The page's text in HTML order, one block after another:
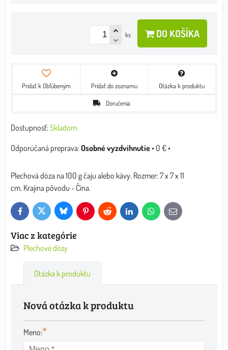
ks DO KOŠÍKA
Pridať k Obľúbeným Pridať do zoznamu Otázka k produktu
Doručenia
Dostupnosť:Skladom
Osobné vyzdvihnutie• 0 €•
Plechová dóza na 100 g čaju alebo kávy. Rozmer: 7 x 7 x 11
cm. Krajina pôvodu - Čína.
FacebookTwitter Bluesky PinterestReddit LinkedInWhatsApp
E-
mail
Viac z kategórie
Plechové dózy
Otázka k produktu
Nová otázka k produktu
Meno:*